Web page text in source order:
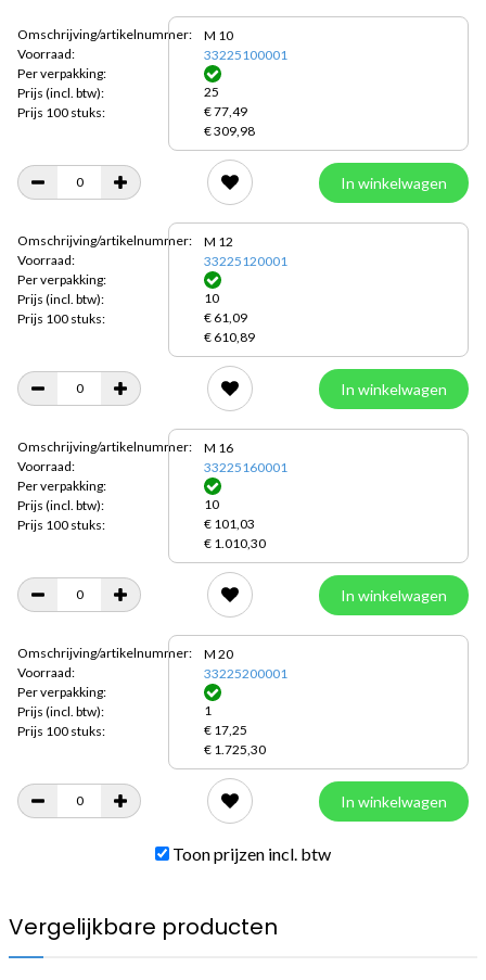
Omschrijving/artikelnummer:
Voorraad:
Per verpakking:
Prijs (incl. btw):
Prijs 100 stuks:
M 10
33225100001
25
€ 77,49
€ 309,98
In winkelwagen
Omschrijving/artikelnummer:
Voorraad:
Per verpakking:
Prijs (incl. btw):
Prijs 100 stuks:
M 12
33225120001
10
€ 61,09
€ 610,89
In winkelwagen
Omschrijving/artikelnummer:
Voorraad:
Per verpakking:
Prijs (incl. btw):
Prijs 100 stuks:
M 16
33225160001
10
€ 101,03
€ 1.010,30
In winkelwagen
Omschrijving/artikelnummer:
Voorraad:
Per verpakking:
Prijs (incl. btw):
Prijs 100 stuks:
M 20
33225200001
1
€ 17,25
€ 1.725,30
In winkelwagen
Toon prijzen incl. btw
Vergelijkbare producten